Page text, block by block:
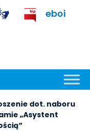
eboi
dot. naboru
„Asystent